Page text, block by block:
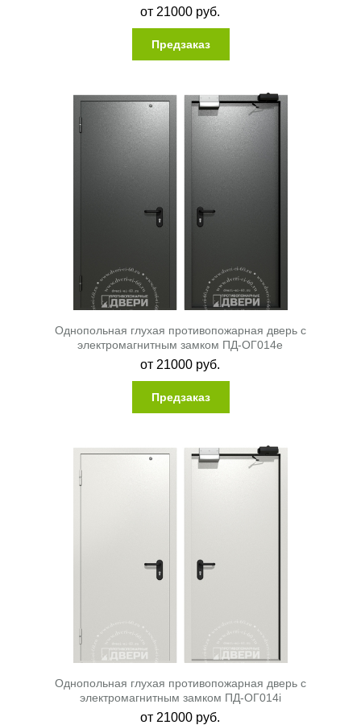
от 21000 руб.
Предзаказ
Однопольная глухая противопожарная дверь с
электромагнитным замком ПД-ОГ014e
от 21000 руб.
Предзаказ
Однопольная глухая противопожарная дверь с
электромагнитным замком ПД-ОГ014i
от 21000 руб.